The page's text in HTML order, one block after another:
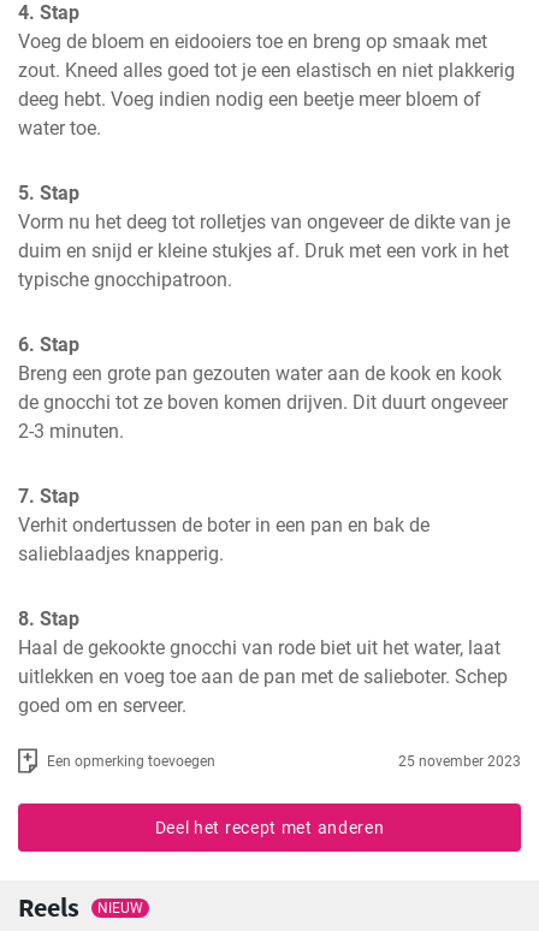
4. Stap
Voeg de bloem en eidooiers toe en breng op smaak met
zout. Kneed alles goed tot je een elastisch en niet plakkerig
deeg hebt. Voeg indien nodig een beetje meer bloem of
water toe.
5. Stap
Vorm nu het deeg tot rolletjes van ongeveer de dikte van je
duim en snijd er kleine stukjes af. Druk met een vork in het
typische gnocchipatroon.
6. Stap
Breng een grote pan gezouten water aan de kook en kook
de gnocchi tot ze boven komen drijven. Dit duurt ongeveer
2-3 minuten.
7. Stap
Verhit ondertussen de boter in een pan en bak de
salieblaadjes knapperig.
8. Stap
Haal de gekookte gnocchi van rode biet uit het water, laat
uitlekken en voeg toe aan de pan met de salieboter. Schep
goed om en serveer.
Een opmerking toevoegen 25 november 2023
Deel het recept met anderen
Reels NIEUW